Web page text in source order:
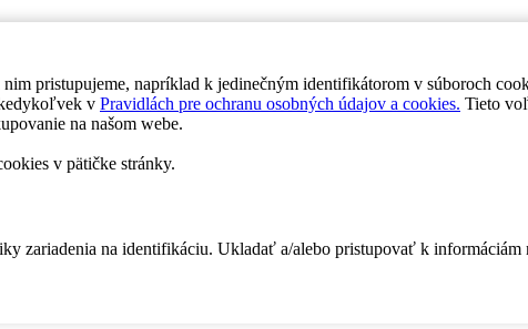
pristupujeme, napríklad k jedinečným identifikátorom v súboroch
v Pravidlách pre ochranu osobných údajov a cookies. Tieto
na našom webe.
v pätičke stránky.
zariadenia na identifikáciu. Ukladať a/alebo pristupovať k informáciám